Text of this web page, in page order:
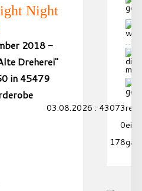
Night
2018 -
Dreherei"
in 45479
03.08.2026 : 43073
0
178